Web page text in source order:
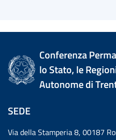
Conferenza
lo Stato, le
Autonome di
SEDE
Via della Stamperia 8, 00187